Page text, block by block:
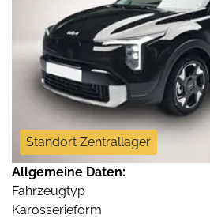
Standort Zentrallager
Allgemeine Daten:
Fahrzeugtyp
Karosserieform